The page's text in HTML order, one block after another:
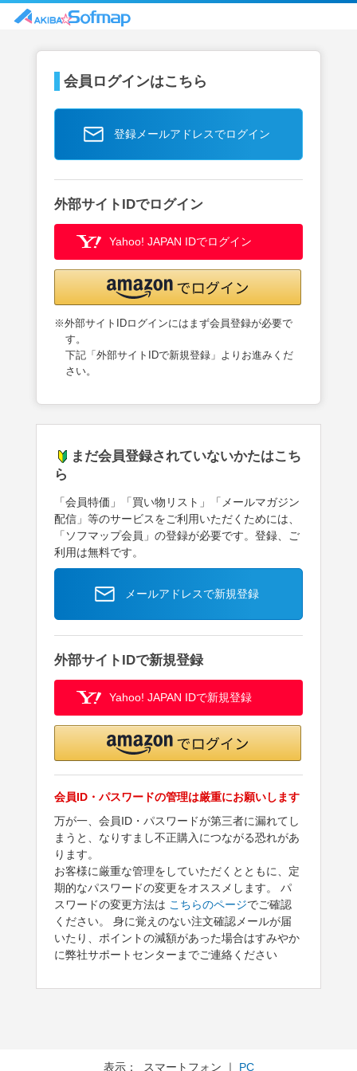
会員ログインはこちら
登録メールアドレスでログイン
外部サイトIDでログイン
Yahoo! JAPAN IDでログイン
※外部サイトIDログインにはまず会員登録が必要で
す。
下記「外部サイトIDで新規登録」よりお進みくだ
さい。
まだ会員登録されていないかたはこち
ら
「会員特価」「買い物リスト」「メールマガジン
配信」等のサービスをご利用いただくためには、
「ソフマップ会員」の登録が必要です。登録、ご
利用は無料です。
メールアドレスで新規登録
外部サイトIDで新規登録
Yahoo! JAPAN IDで新規登録
会員ID・パスワードの管理は厳重にお願いします
万が一、会員ID・パスワードが第三者に漏れてし
まうと、なりすまし不正購入につながる恐れがあ
ります。
お客様に厳重な管理をしていただくとともに、定
期的なパスワードの変更をオススメします。 パ
スワードの変更方法は こちらのページでご確認
ください。 身に覚えのない注文確認メールが届
いたり、ポイントの減額があった場合はすみやか
に弊社サポートセンターまでご連絡ください
表示： スマートフォン ｜ PC